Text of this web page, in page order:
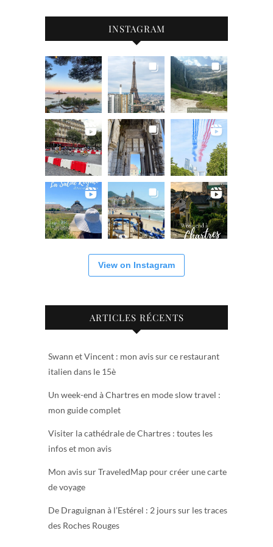
INSTAGRAM
View on Instagram
ARTICLES RÉCENTS
Swann et Vincent : mon avis sur ce restaurant
italien dans le 15è
Un week-end à Chartres en mode slow travel :
mon guide complet
Visiter la cathédrale de Chartres : toutes les
infos et mon avis
Mon avis sur TraveledMap pour créer une carte
de voyage
De Draguignan à l’Estérel : 2 jours sur les traces
des Roches Rouges